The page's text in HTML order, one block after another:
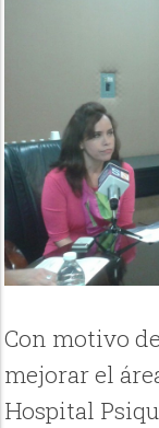
Con motivo
mejorar el
Hospital